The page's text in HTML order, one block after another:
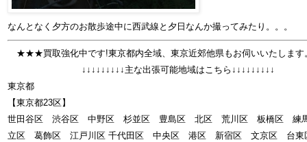
なんとなく夕方のお散歩途中に西武線と夕日なんか撮ってみたり。。。
★★★買取強化中です!東京都内全域、東京近郊他県もお伺いいたしま
↓↓↓↓↓↓↓↓↓主な出張可能地域はこちら↓↓↓↓↓↓↓↓↓
東京都
【東京都23区】
世田谷区 渋谷区 中野区 杉並区 豊島区 北区 荒川区 板橋区
立区 葛飾区 江戸川区 千代田区 中央区 港区 新宿区 文京区 台